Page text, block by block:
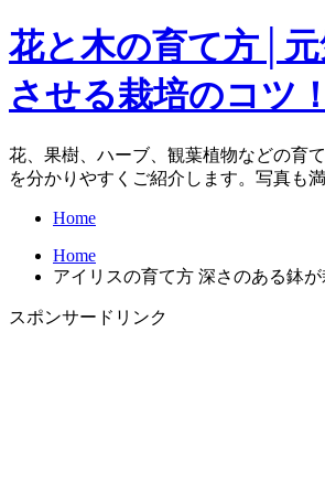
花と木の育て方│
させる栽培のコツ！
花、果樹、ハーブ、観葉植物などの育
を分かりやすくご紹介します。写真も満
Home
Home
アイリスの育て方 深さのある鉢
スポンサードリンク